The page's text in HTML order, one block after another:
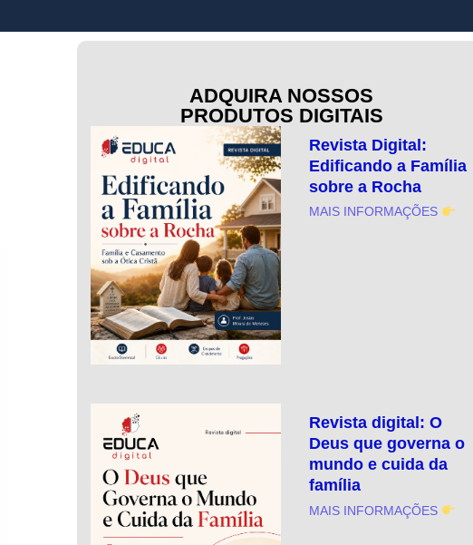
ADQUIRA NOSSOS
PRODUTOS DIGITAIS
Revista Digital:
Edificando a Família
sobre a Rocha
MAIS INFORMAÇÕES
Revista digital: O
Deus que governa o
mundo e cuida da
família
MAIS INFORMAÇÕES